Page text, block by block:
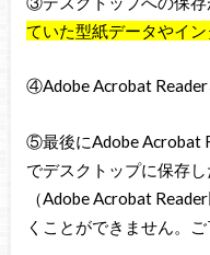
ていた型紙データやイン
④Adobe Acrobat Reader
⑤最後にAdobe Acrobat
でデスクトップに保存し
（Adobe Acrobat
くことができません。ご